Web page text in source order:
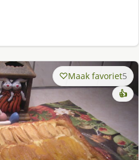
Maak favoriet5
👍